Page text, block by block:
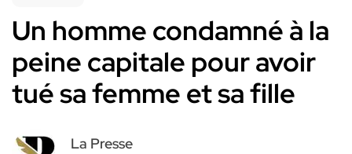
Un homme condamné à la
peine capitale pour avoir
tué sa femme et sa fille
La Presse